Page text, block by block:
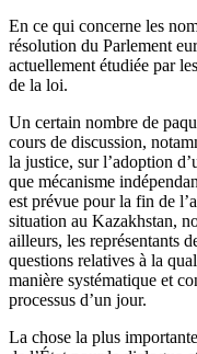
En ce qui concerne les
résolution du Parlement
actuellement étudiée par
de la loi.
Un certain nombre de
cours de discussion,
la justice, sur l’adoption
que mécanisme
est prévue pour la fin de
situation au Kazakhstan,
ailleurs, les représentants
questions relatives à la
manière systématique et
processus d’un jour.
La chose la plus